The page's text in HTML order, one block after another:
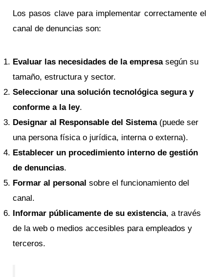
Los pasos clave para implementar correctamente el
canal de denuncias son:
Evaluar las necesidades de la empresasegún su
tamaño, estructura y sector.
Seleccionar una solución tecnológica segura y
conforme a la ley.
Designar al Responsable del Sistema(puede ser
una persona física o jurídica, interna o externa).
Establecer un procedimiento interno de gestión
de denuncias.
Formar al personal sobre el funcionamiento del
canal.
Informar públicamente de su existencia, a través
de la web o medios accesibles para empleados y
terceros.